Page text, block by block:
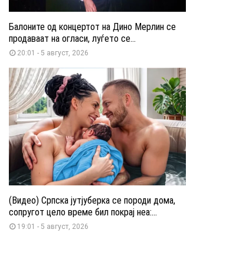
Балоните од концертот на Дино Мерлин се
продаваат на огласи, луѓето се...
20:01 - 5 август, 2026
(Видео) Српска јутјуберка се породи дома,
сопругот цело време бил покрај неа:...
19:01 - 5 август, 2026